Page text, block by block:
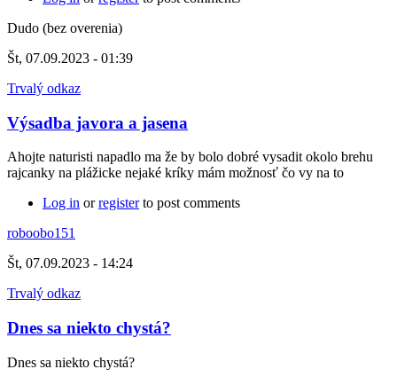
Dudo (bez overenia)
Št, 07.09.2023 - 01:39
Trvalý odkaz
Výsadba javora a jasena
Ahojte naturisti napadlo ma že by bolo dobré vysadit okolo brehu
rajcanky na plážicke nejaké kríky mám možnosť čo vy na to
Log in orregisterto post comments
roboobo151
Št, 07.09.2023 - 14:24
Trvalý odkaz
Dnes sa niekto chystá?
Dnes sa niekto chystá?